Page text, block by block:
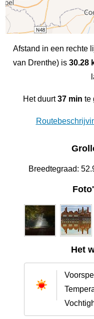
Afstand in een rechte
van Drenthe) is 30.28
Het duurt37 min te
Breedtegraad:
Het